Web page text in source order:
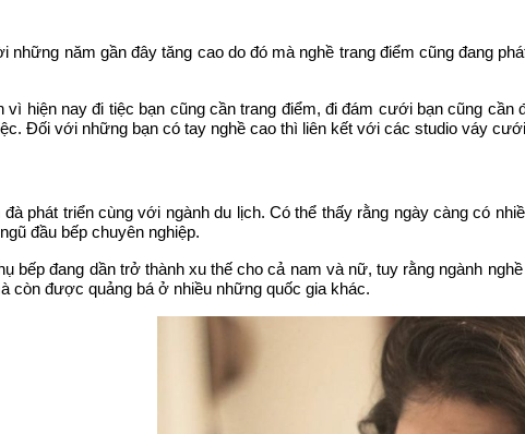
những năm gần đây tăng cao do đó mà nghề trang điểm cũng đang
vì hiện nay đi tiệc bạn cũng cần trang điểm, đi đám cưới bạn cũng
Đối với những bạn có tay nghề cao thì liên kết với các studio váy
phát triển cùng với ngành du lịch. Có thể thấy rằng ngày càng có
đầu bếp chuyên nghiệp.
bếp đang dần trở thành xu thế cho cả nam và nữ, tuy rằng ngành
còn được quảng bá ở nhiều những quốc gia khác.